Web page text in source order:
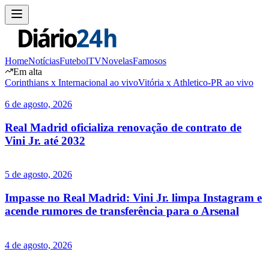
HomeNotíciasFutebolTVNovelasFamosos
Em alta
Corinthians x Internacional ao vivoVitória x Athletico-PR ao vivo
6 de agosto, 2026
Real Madrid oficializa renovação de contrato de
Vini Jr. até 2032
5 de agosto, 2026
Impasse no Real Madrid: Vini Jr. limpa Instagram e
acende rumores de transferência para o Arsenal
4 de agosto, 2026